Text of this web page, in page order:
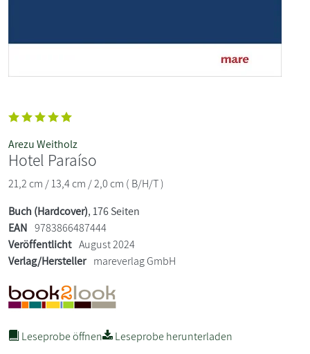
Arezu Weitholz
Hotel Paraíso
21,2 cm / 13,4 cm / 2,0 cm ( B/H/T )
Buch (Hardcover), 176 Seiten
EAN 9783866487444
Veröffentlicht August 2024
Verlag/Hersteller mareverlag GmbH
Leseprobe öffnen
Leseprobe herunterladen